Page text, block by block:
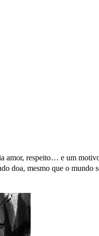
amor, respeito… e um
doa, mesmo que o